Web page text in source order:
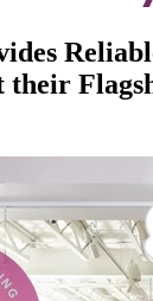
their